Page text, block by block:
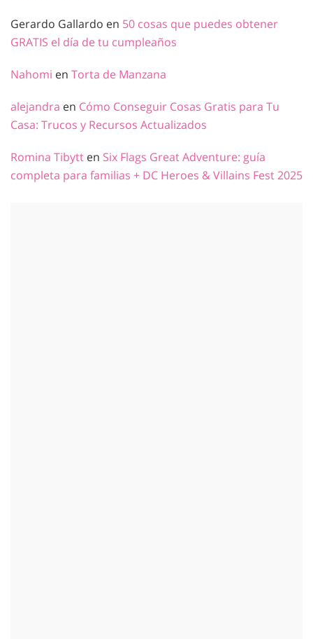
Gerardo Gallardo en 50 cosas que puedes obtener
GRATIS el día de tu cumpleaños
Nahomi en Torta de Manzana
alejandra en Cómo Conseguir Cosas Gratis para Tu
Casa: Trucos y Recursos Actualizados
Romina Tibytt en Six Flags Great Adventure: guía
completa para familias + DC Heroes & Villains Fest 2025